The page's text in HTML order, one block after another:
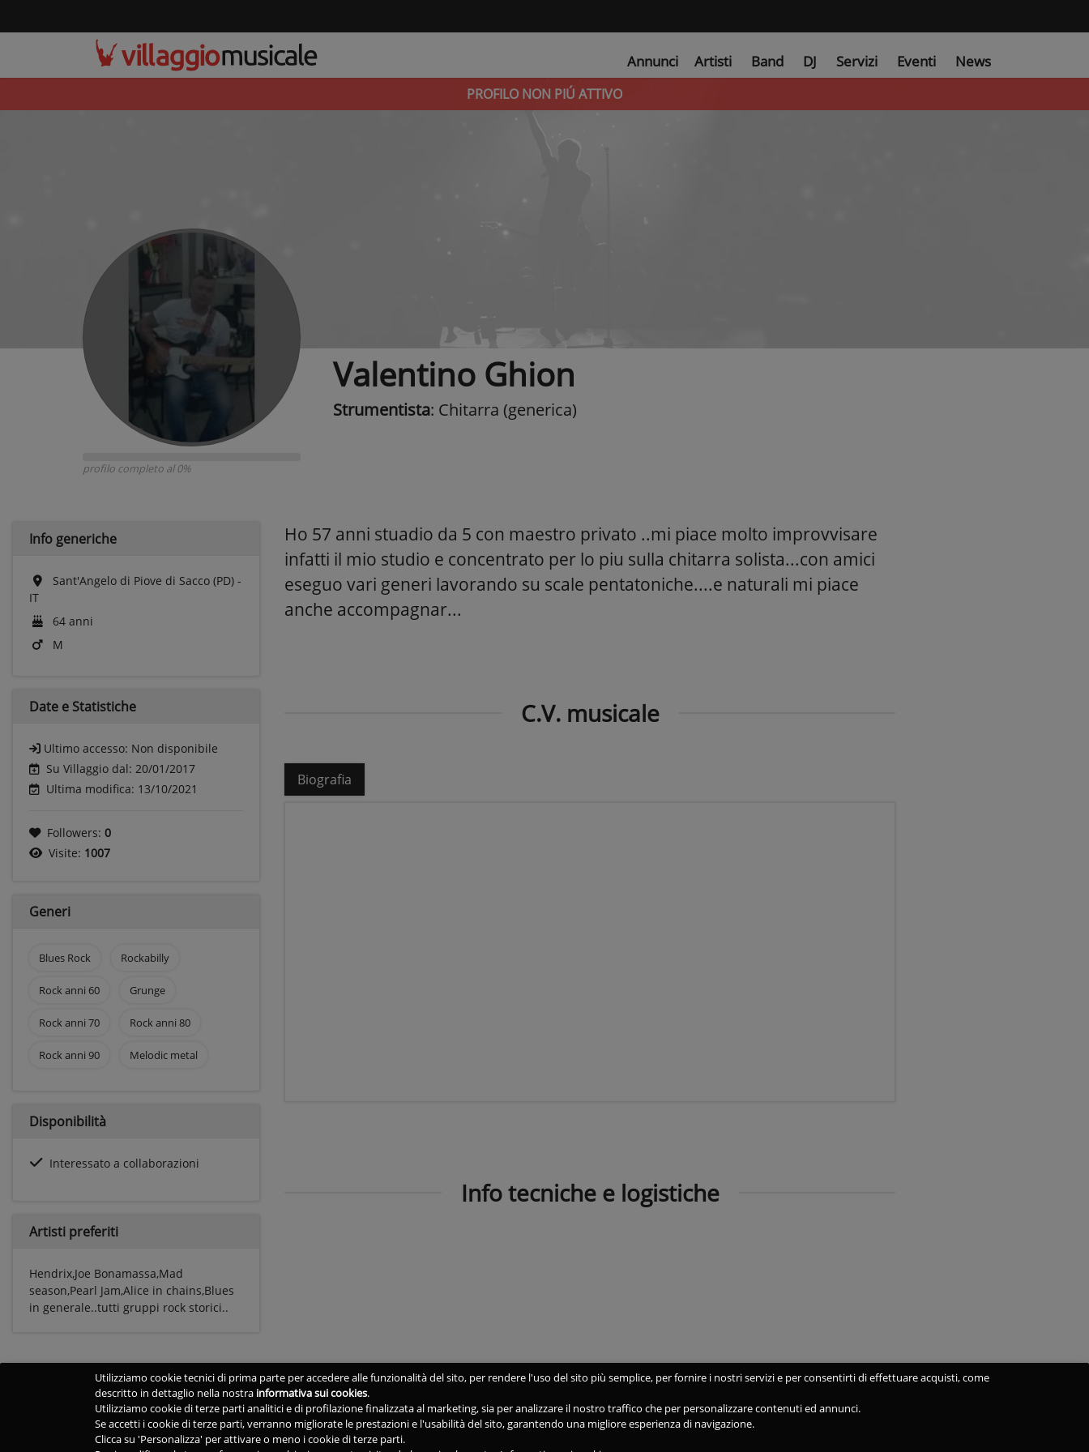
Annunci Artisti Band DJ Servizi Eventi News
PROFILO NON PIÚ ATTIVO
profilo completo al 0%
Valentino Ghion
Strumentista: Chitarra (generica)
Info generiche
Sant'Angelo di Piove di Sacco (PD) -
IT
64 anni
M
Date e Statistiche
Ultimo accesso: Non disponibile
Su Villaggio dal: 20/01/2017
Ultima modifica: 13/10/2021
Followers: 0
Visite: 1007
Generi
Blues Rock Rockabilly
Rock anni 60 Grunge
Rock anni 70 Rock anni 80
Rock anni 90 Melodic metal
Disponibilità
Interessato a collaborazioni
Artisti preferiti
Hendrix,Joe Bonamassa,Mad
season,Pearl Jam,Alice in chains,Blues
in generale..tutti gruppi rock storici..
Ho 57 anni stuadio da 5 con maestro privato ..mi piace molto improvvisare
infatti il mio studio e concentrato per lo piu sulla chitarra solista...con amici
eseguo vari generi lavorando su scale pentatoniche....e naturali mi piace
anche accompagnar...
C.V. musicale
Biografia
Info tecniche e logistiche
Utilizziamo cookie tecnici di prima parte per accedere alle funzionalità del sito, per rendere l'uso del sito più semplice, per fornire i nostri servizi e per consentirti di effettuare acquisti, come
descritto in dettaglio nella nostra informativa sui cookies.
Utilizziamo cookie di terze parti analitici e di profilazione finalizzata al marketing, sia per analizzare il nostro traffico che per personalizzare contenuti ed annunci.
Se accetti i cookie di terze parti, verranno migliorate le prestazioni e l'usabilità del sito, garantendo una migliore esperienza di navigazione.
Clicca su 'Personalizza' per attivare o meno i cookie di terze parti.